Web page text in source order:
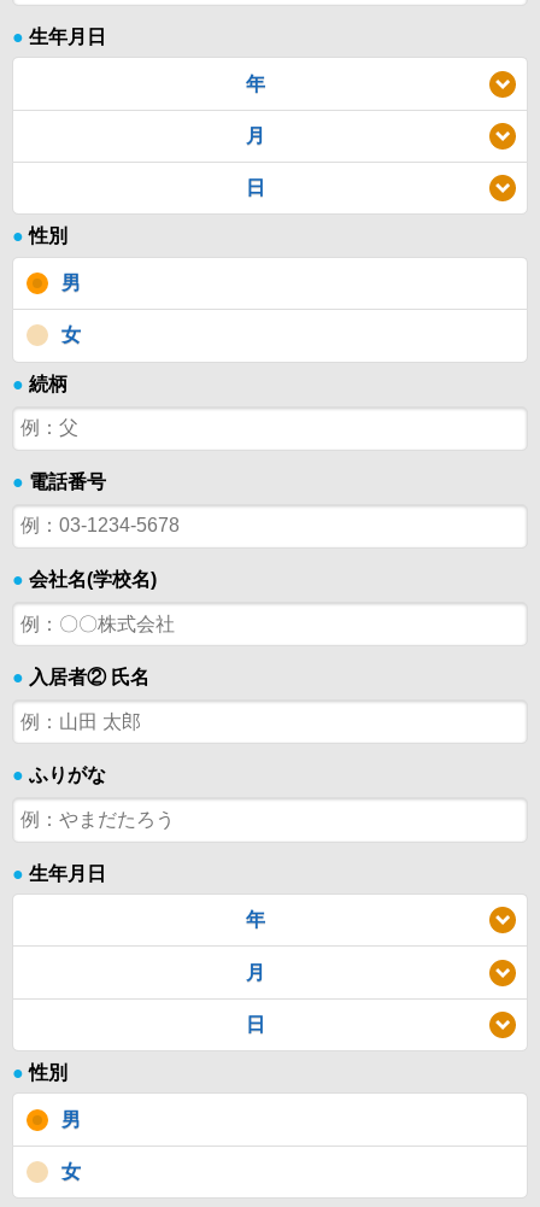
● 生年月日
年
月
日
● 性別
男
女
● 続柄
● 電話番号
● 会社名(学校名)
● 入居者② 氏名
● ふりがな
● 生年月日
年
月
日
● 性別
男
女